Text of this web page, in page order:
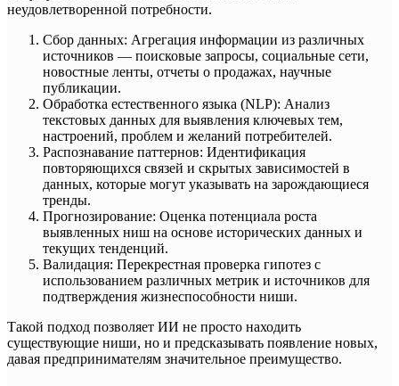
неудовлетворенной потребности.
Сбор данных: Агрегация информации из различных
источников — поисковые запросы, социальные сети,
новостные ленты, отчеты о продажах, научные
публикации.
Обработка естественного языка (NLP): Анализ
текстовых данных для выявления ключевых тем,
настроений, проблем и желаний потребителей.
Распознавание паттернов: Идентификация
повторяющихся связей и скрытых зависимостей в
данных, которые могут указывать на зарождающиеся
тренды.
Прогнозирование: Оценка потенциала роста
выявленных ниш на основе исторических данных и
текущих тенденций.
Валидация: Перекрестная проверка гипотез с
использованием различных метрик и источников для
подтверждения жизнеспособности ниши.
Такой подход позволяет ИИ не просто находить
существующие ниши, но и предсказывать появление новых,
давая предпринимателям значительное преимущество.